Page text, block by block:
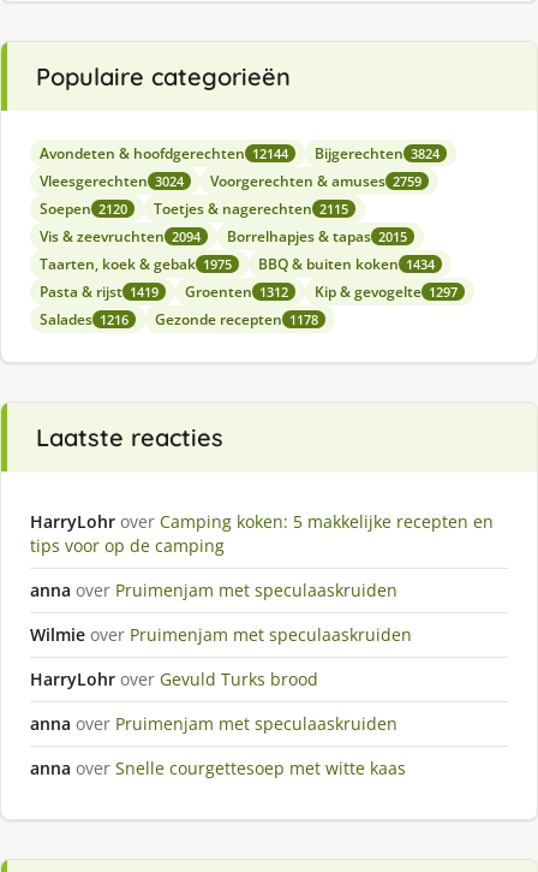
Populaire categorieën
Avondeten & hoofdgerechten 12144 Bijgerechten 3824
Vleesgerechten 3024 Voorgerechten & amuses 2759
Soepen 2120 Toetjes & nagerechten 2115
Vis & zeevruchten 2094 Borrelhapjes & tapas 2015
Taarten, koek & gebak 1975 BBQ & buiten koken 1434
Pasta & rijst 1419 Groenten 1312 Kip & gevogelte 1297
Salades 1216 Gezonde recepten 1178
Laatste reacties
HarryLohr over Camping koken: 5 makkelijke recepten en
tips voor op de camping
anna over Pruimenjam met speculaaskruiden
Wilmie over Pruimenjam met speculaaskruiden
HarryLohr over Gevuld Turks brood
anna over Pruimenjam met speculaaskruiden
anna over Snelle courgettesoep met witte kaas